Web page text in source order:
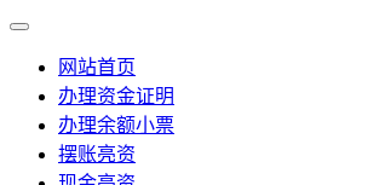
网站首页
办理资金证明
办理余额小票
摆账亮资